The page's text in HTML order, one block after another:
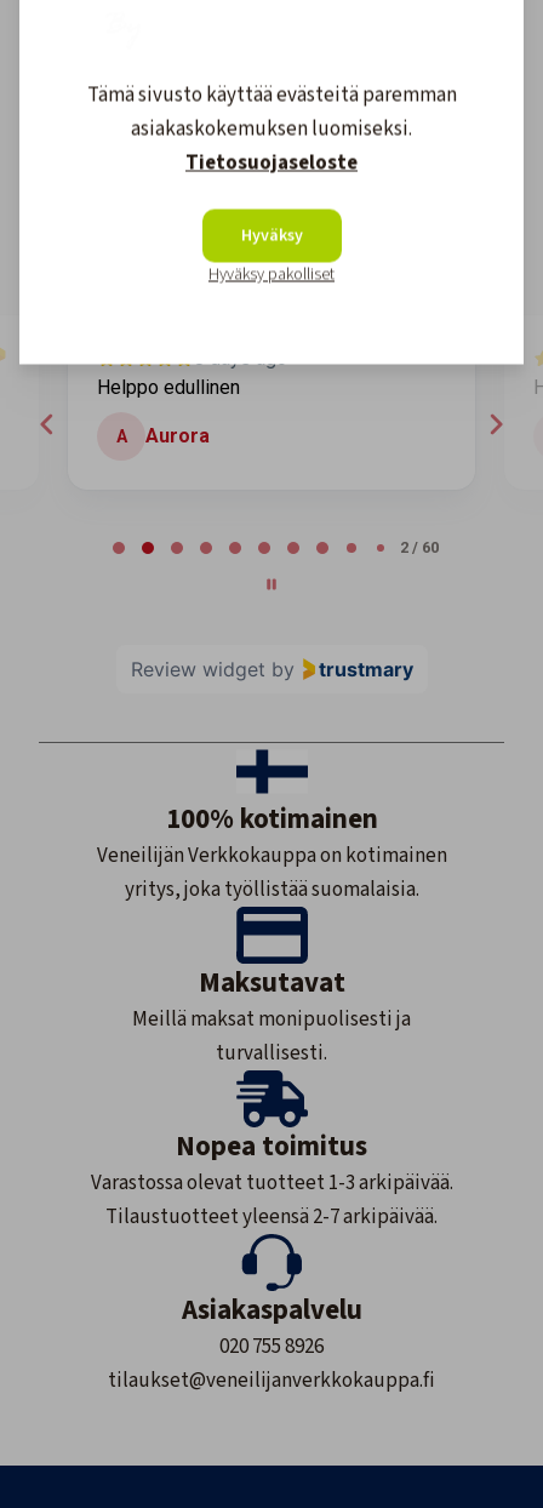
Asiakkaidemme kokemuksia
4.61608arvostelut
Kirjoita arvostelu
8 days ago
Helppo edullinen
A Aurora
2 / 60
Review widget by trustmary
100% kotimainen
Veneilijän Verkkokauppa on kotimainen
yritys, joka työllistää suomalaisia.
Maksutavat
Meillä maksat monipuolisesti ja
turvallisesti.
Nopea toimitus
Varastossa olevat tuotteet 1-3 arkipäivää.
Tilaustuotteet yleensä 2-7 arkipäivää.
Asiakaspalvelu
020 755 8926
tilaukset@veneilijanverkkokauppa.fi
Tämä sivusto käyttää evästeitä paremman
asiakaskokemuksen luomiseksi.
Tietosuojaseloste
Hyväksy
Hyväksy pakolliset